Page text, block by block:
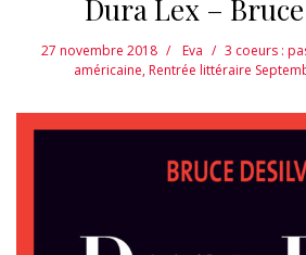
Dura Lex –
27 novembre 2018 Eva 3 coeurs :
américaine,Rentrée littéraire